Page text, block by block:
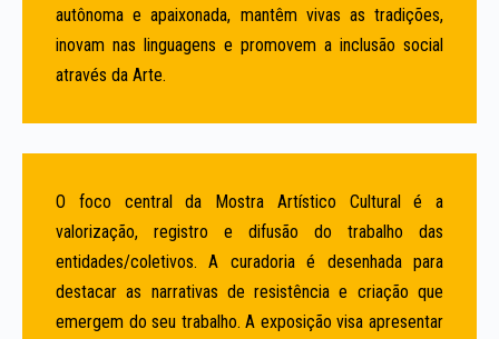
autônoma e apaixonada, mantêm vivas as tradições,
inovam nas linguagens e promovem a inclusão social
através da Arte.
O foco central da Mostra Artístico Cultural é a
valorização, registro e difusão do trabalho das
entidades/coletivos. A curadoria é desenhada para
destacar as narrativas de resistência e criação que
emergem do seu trabalho. A exposição visa apresentar